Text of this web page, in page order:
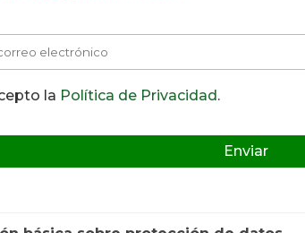
la Política de Privacidad.